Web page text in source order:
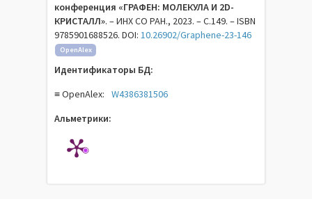
конференция «ГРАФЕН: МОЛЕКУЛА И 2D-
КРИСТАЛЛ». – ИНХ СО РАН., 2023. – C.149. – ISBN
9785901688526. DOI:10.26902/Graphene-23-146
OpenAlex
Идентификаторы БД:
≡ OpenAlex:
W4386381506
Альметрики: